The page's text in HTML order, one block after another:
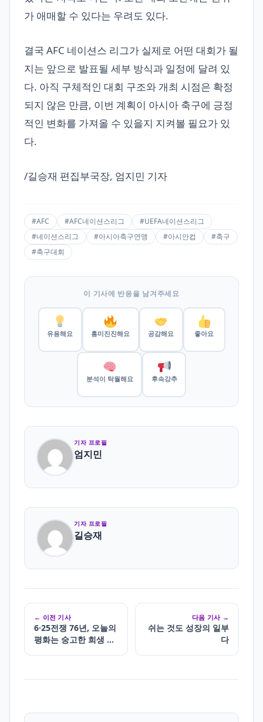
가 애매할 수 있다는 우려도 있다.
결국 AFC 네이션스 리그가 실제로 어떤 대회가 될
지는 앞으로 발표될 세부 방식과 일정에 달려 있
다. 아직 구체적인 대회 구조와 개최 시점은 확정
되지 않은 만큼, 이번 계획이 아시아 축구에 긍정
적인 변화를 가져올 수 있을지 지켜볼 필요가 있
다.
/길승재 편집부국장, 엄지민 기자
#AFC #AFC네이션스리그
#UEFA네이션스리그
#네이션스리그
#아시아축구연맹 #아시안컵
#축구
#축구대회
이 기사에 반응을 남겨주세요
유용해요 흥미진진해요 공감해요 좋아요
분석이 탁월해요 후속강추
기자 프로필
엄지민
기자 프로필
길승재
← 이전 기사
6·25전쟁 76년, 오늘의
평화는 숭고한 희생 위
다음 기사 →
쉬는 것도 성장의 일부
다